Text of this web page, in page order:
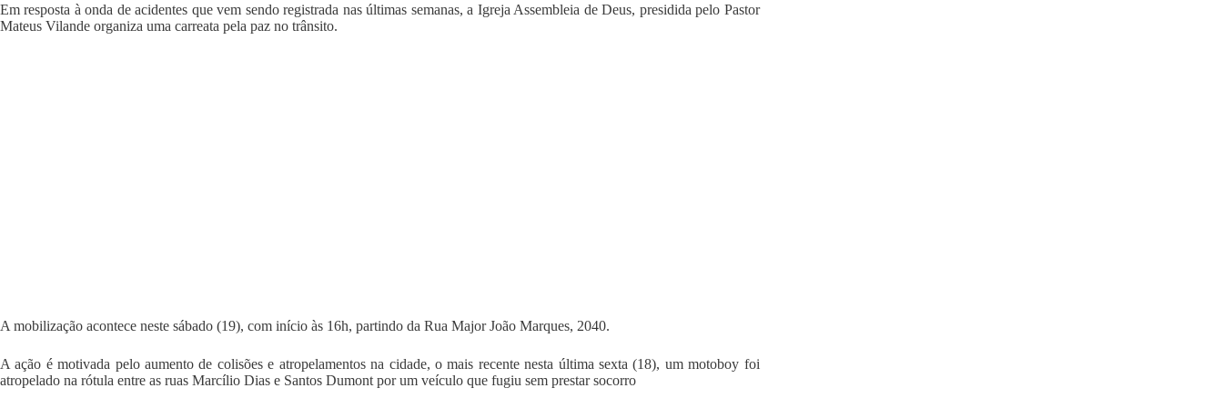
Em resposta à onda de acidentes que vem sendo registrada nas últimas semanas, a Igreja Assembleia de Deus, presidida pelo Pastor
Mateus Vilande organiza uma carreata pela paz no trânsito.
A mobilização acontece neste sábado (19), com início às 16h, partindo da Rua Major João Marques, 2040.
A ação é motivada pelo aumento de colisões e atropelamentos na cidade, o mais recente nesta última sexta (18), um motoboy foi
atropelado na rótula entre as ruas Marcílio Dias e Santos Dumont por um veículo que fugiu sem prestar socorro